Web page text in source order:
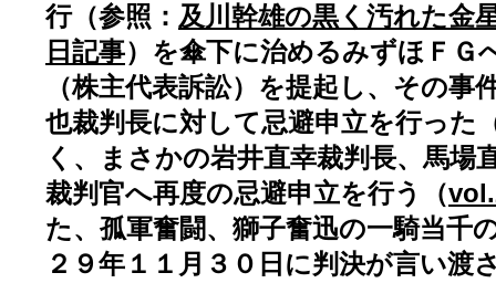
行（参照： 及川幹雄の黒く汚れた金
日記事）を傘下に治めるみずほＦＧ
（株主代表訴訟）を提起し、その事
也裁判長に対して忌避申立を行った
く、まさかの岩井直幸裁判長、馬場
裁判官へ再度の忌避申立を行う（
た、孤軍奮闘、獅子奮迅の一騎当千
２９年１１月３０日に判決が言い渡